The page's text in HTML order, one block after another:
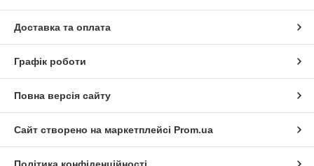
Доставка та оплата
Графік роботи
Повна версія сайту
Сайт створено на маркетплейсі Prom.ua
Політика конфіденційності